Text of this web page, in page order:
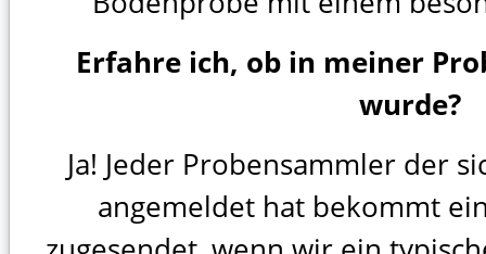
Erfahre ich, ob in meiner
wurde?
Ja! Jeder Probensammler der
angemeldet hat bekommt